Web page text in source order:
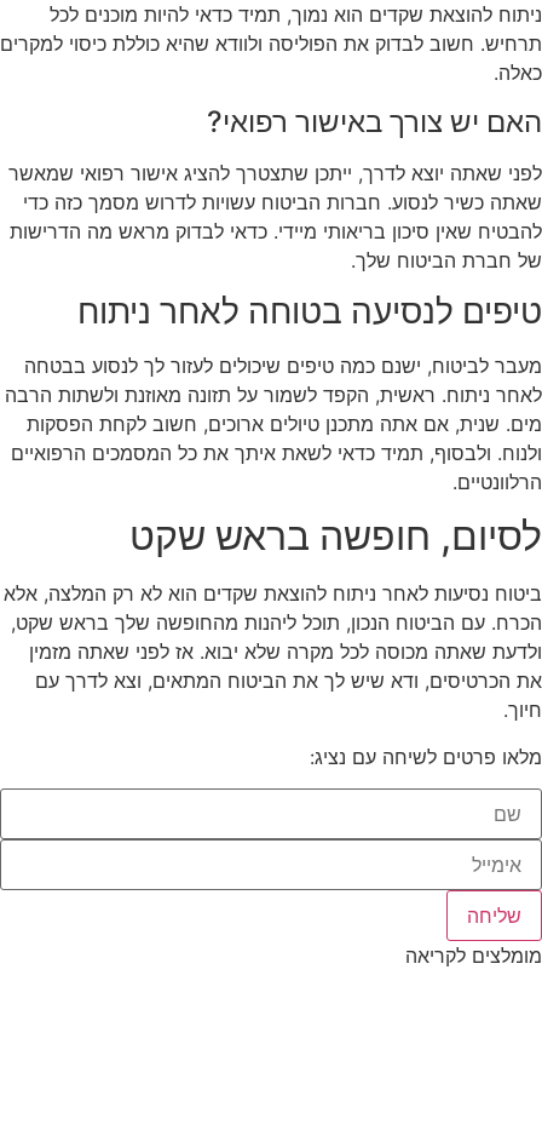
ניתוח להוצאת שקדים הוא נמוך, תמיד כדאי להיות מוכנים לכל
תרחיש. חשוב לבדוק את הפוליסה ולוודא שהיא כוללת כיסוי למקרים
כאלה.
האם יש צורך באישור רפואי?
לפני שאתה יוצא לדרך, ייתכן שתצטרך להציג אישור רפואי שמאשר
שאתה כשיר לנסוע. חברות הביטוח עשויות לדרוש מסמך כזה כדי
להבטיח שאין סיכון בריאותי מיידי. כדאי לבדוק מראש מה הדרישות
של חברת הביטוח שלך.
טיפים לנסיעה בטוחה לאחר ניתוח
מעבר לביטוח, ישנם כמה טיפים שיכולים לעזור לך לנסוע בבטחה
לאחר ניתוח. ראשית, הקפד לשמור על תזונה מאוזנת ולשתות הרבה
מים. שנית, אם אתה מתכנן טיולים ארוכים, חשוב לקחת הפסקות
ולנוח. ולבסוף, תמיד כדאי לשאת איתך את כל המסמכים הרפואיים
הרלוונטיים.
לסיום, חופשה בראש שקט
ביטוח נסיעות לאחר ניתוח להוצאת שקדים הוא לא רק המלצה, אלא
הכרח. עם הביטוח הנכון, תוכל ליהנות מהחופשה שלך בראש שקט,
ולדעת שאתה מכוסה לכל מקרה שלא יבוא. אז לפני שאתה מזמין
את הכרטיסים, ודא שיש לך את הביטוח המתאים, וצא לדרך עם
חיוך.
מלאו פרטים לשיחה עם נציג:
שליחה
מומלצים לקריאה